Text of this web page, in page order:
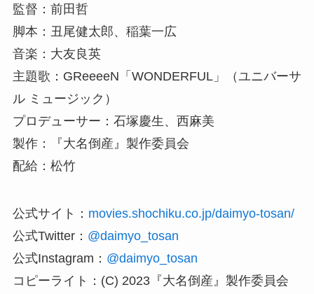
監督：前田哲
脚本：丑尾健太郎、稲葉一広
音楽：大友良英
主題歌：GReeeeN「WONDERFUL」（ユニバーサ
ル ミュージック）
プロデューサー：石塚慶生、西麻美
製作：『大名倒産』製作委員会
配給：松竹
公式サイト： movies.shochiku.co.jp/daimyo-tosan/
公式Twitter： @daimyo_tosan
公式Instagram： @daimyo_tosan
コピーライト：(C) 2023『大名倒産』製作委員会